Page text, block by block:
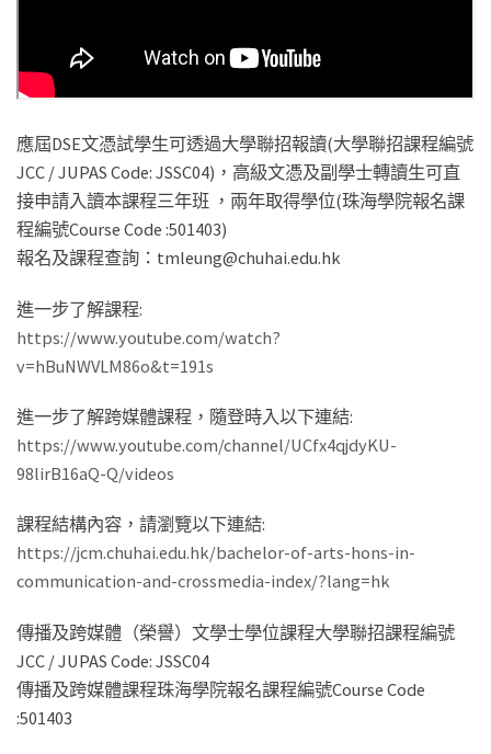
應屆DSE文憑試學生可透過大學聯招報讀(大學聯招課程編號
JCC / JUPAS Code: JSSC04)，高級文憑及副學士轉讀生可直
接申請入讀本課程三年班 ，兩年取得學位(珠海學院報名課
程編號Course Code :501403)
報名及課程查詢：tmleung@chuhai.edu.hk
進一步了解課程:
https://www.youtube.com/watch?
v=hBuNWVLM86o&t=191s
進一步了解跨媒體課程，隨登時入以下連結:
https://www.youtube.com/channel/UCfx4qjdyKU-
98lirB16aQ-Q/videos
課程結構內容，請瀏覽以下連結:
https://jcm.chuhai.edu.hk/bachelor-of-arts-hons-in-
communication-and-crossmedia-index/?lang=hk
傳播及跨媒體（榮譽）文學士學位課程大學聯招課程編號
JCC / JUPAS Code: JSSC04
傳播及跨媒體課程珠海學院報名課程編號Course Code
:501403